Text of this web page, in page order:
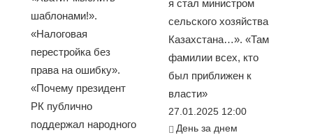
шаблонами!».
«Налоговая
перестройка без
права на ошибку».
«Почему президент
РК публично
поддержал народного
я стал министром
сельского хозяйства
Казахстана…». «Там
фамилии всех, кто
был приближен к
власти»
27.01.2025 12:00
День за днем